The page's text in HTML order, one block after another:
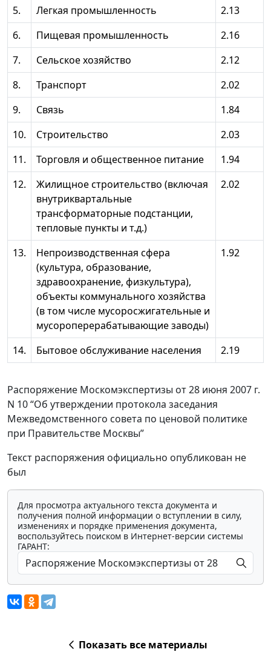
5. Легкая промышленность
2.13
6.
Пищевая промышленность
2.16
7.
Сельское хозяйство
2.12
8.
Транспорт
2.02
9.
Связь
1.84
10.
Строительство
2.03
11.
Торговля и общественное питание
1.94
12.
Жилищное строительство (включая
внутриквартальные
трансформаторные подстанции,
тепловые пункты и т.д.)
2.02
13.
Непроизводственная сфера
(культура, образование,
здравоохранение, физкультура),
объекты коммунального хозяйства
(в том числе мусоросжигательные и
мусороперерабатывающие заводы)
1.92
14. Бытовое обслуживание населения 2.19
Распоряжение Москомэкспертизы от 28 июня 2007 г.
N 10 “Об утверждении протокола заседания
Межведомственного совета по ценовой политике
при Правительстве Москвы”
Текст распоряжения официально опубликован не
был
Для просмотра актуального текста документа и
получения полной информации о вступлении в силу,
изменениях и порядке применения документа,
воспользуйтесь поиском в Интернет-версии системы
ГАРАНТ:
Показать все материалы